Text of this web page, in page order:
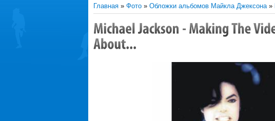
Главная » Фото » Обложки альбомов Майкла Джексона»